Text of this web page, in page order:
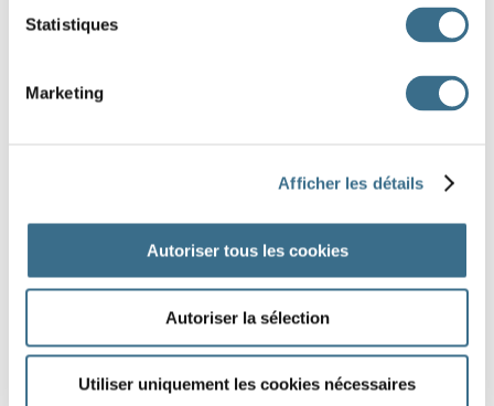
Statistiques
Marketing
Afficher les détails
Autoriser tous les cookies
Autoriser la sélection
Utiliser uniquement les cookies nécessaires
qu'ils